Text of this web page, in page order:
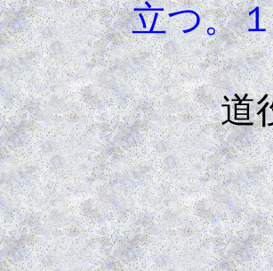
立つ。
道